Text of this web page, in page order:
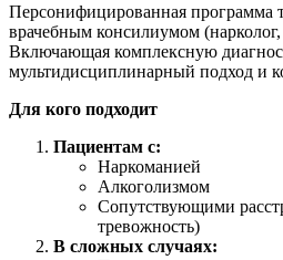
Персонифицированная программа
врачебным консилиумом
Включающая комплексную
мультидисциплинарный подход и
Для кого подходит
Пациентам с:
Наркоманией
Алкоголизмом
Сопутствующими
тревожность)
В сложных случаях: